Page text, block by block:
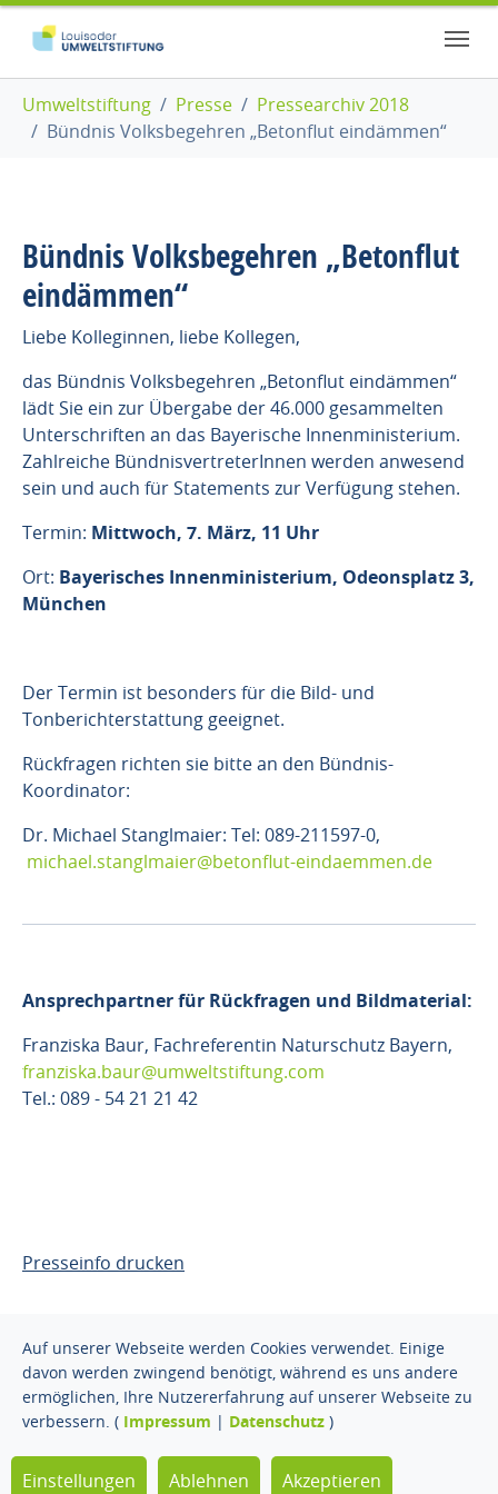
Zum Hauptinhalt springen
Skip to page footer
Umweltstiftung Presse
Pressearchiv 2018
Bündnis Volksbegehren „Betonflut eindämmen“
Bündnis Volksbegehren „Betonflut
eindämmen“
Liebe Kolleginnen, liebe Kollegen,
das Bündnis Volksbegehren „Betonflut eindämmen“
lädt Sie ein zur Übergabe der 46.000 gesammelten
Unterschriften an das Bayerische Innenministerium.
Zahlreiche BündnisvertreterInnen werden anwesend
sein und auch für Statements zur Verfügung stehen.
Termin: Mittwoch, 7. März, 11 Uhr
Ort: Bayerisches Innenministerium, Odeonsplatz 3,
München
Der Termin ist besonders für die Bild- und
Tonberichterstattung geeignet.
Rückfragen richten sie bitte an den Bündnis-
Koordinator:
Dr. Michael Stanglmaier: Tel: 089-211597-0,
michael.stanglmaier@betonflut-eindaemmen.de
Ansprechpartner für Rückfragen und Bildmaterial:
Franziska Baur, Fachreferentin Naturschutz Bayern,
franziska.baur@umweltstiftung.com
Tel.: 089 - 54 21 21 42
Presseinfo drucken
© 2026 Gregor Louisoder
Impressum
Auf unserer Webseite werden Cookies verwendet. Einige
davon werden zwingend benötigt, während es uns andere
ermöglichen, Ihre Nutzererfahrung auf unserer Webseite zu
verbessern. ( Impressum | Datenschutz )
Einstellungen Ablehnen Akzeptieren